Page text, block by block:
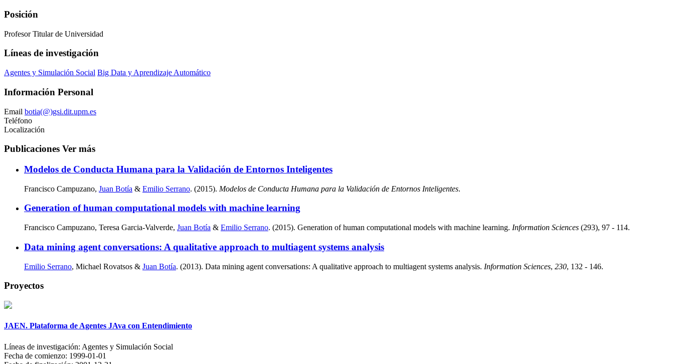
Posición
Profesor Titular de Universidad
Líneas de investigación
Agentes y Simulación Social Big Data y Aprendizaje Automático
Información Personal
Email botia(@)gsi.dit.upm.es
Teléfono
Localización
Publicaciones Ver más
Modelos de Conducta Humana para la Validación de Entornos Inteligentes
Francisco Campuzano, Juan Botía & Emilio Serrano. (2015). Modelos de Conducta Humana para la Validación de Entornos Inteligentes.
Generation of human computational models with machine learning
Francisco Campuzano, Teresa Garcia-Valverde, Juan Botía & Emilio Serrano. (2015). Generation of human computational models with machine learning. Information Sciences (293), 97 - 114.
Data mining agent conversations: A qualitative approach to multiagent systems analysis
Emilio Serrano, Michael Rovatsos & Juan Botía. (2013). Data mining agent conversations: A qualitative approach to multiagent systems analysis. Information Sciences, 230, 132 - 146.
Proyectos
JAEN. Plataforma de Agentes JAva con Entendimiento
Líneas de investigación: Agentes y Simulación Social
Fecha de comienzo: 1999-01-01